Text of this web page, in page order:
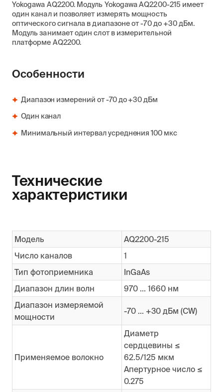
Yokogawa AQ2200. Модуль Yokogawa AQ2200-215 имеет
один канал и позволяет измерять мощность
оптического сигнала в диапазоне от -70 до +30 дБм.
Модуль занимает один слот в измерительной
платформе AQ2200.
Особенности
Диапазон измерений от -70 до +30 дБм
Один канал
Минимальный интервал усреднения 100 мкс
Технические
характеристики
Модель
AQ2200-215
Число каналов
1
Тип фотоприемника
InGaAs
Диапазон длин волн
970 ... 1660 нм
Диапазон измеряемой
мощности
-70 ... +30 дБм (CW)
Применяемое волокно
Диаметр
сердцевины ≤
62.5/125 мкм
Апертурное число ≤
0.275